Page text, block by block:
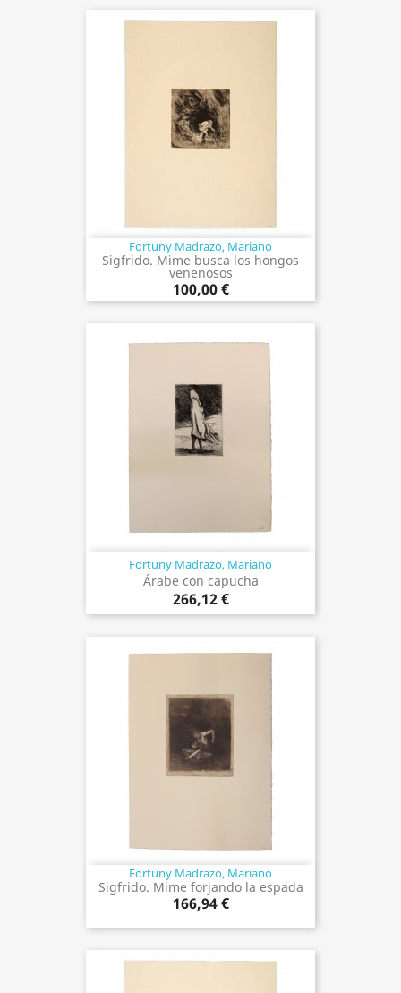
Fortuny Madrazo, Mariano
Sigfrido. Mime busca los hongos
venenosos
100,00 €
Fortuny Madrazo, Mariano
Árabe con capucha
266,12 €
Fortuny Madrazo, Mariano
Sigfrido. Mime forjando la espada
166,94 €